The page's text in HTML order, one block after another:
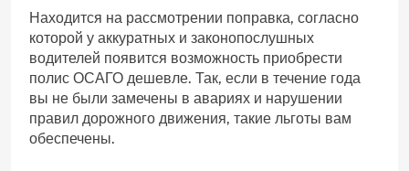
Находится на рассмотрении поправка, согласно
которой у аккуратных и законопослушных
водителей появится возможность приобрести
полис ОСАГО дешевле. Так, если в течение года
вы не были замечены в авариях и нарушении
правил дорожного движения, такие льготы вам
обеспечены.